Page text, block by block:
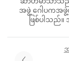
အဖွဲ့ ဂေါပကအဖွဲ့
ဖြစ်ပါသည်